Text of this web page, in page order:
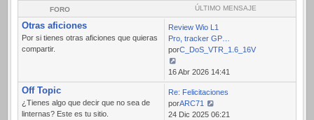
FORO ÚLTIMO MENSAJE
Otras aficiones
Por si tienes otras aficiones que quieras
compartir.
Review Wio L1
Pro, tracker GP…
porC_DoS_VTR_1.6_16V
Ver
último
mensaje
16 Abr 2026 14:41
Off Topic
¿Tienes algo que decir que no sea de
linternas? Este es tu sitio.
Re: Felicitaciones
porARC71
Ver
24 Dic 2025 06:21